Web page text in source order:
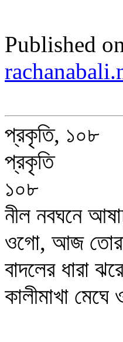
Published
প্রকৃতি, ১০৮
প্রকৃতি
১০৮
নীল নবঘনে
ওগো, আজ তোরা
বাদলের ধারা
কালীমাখা